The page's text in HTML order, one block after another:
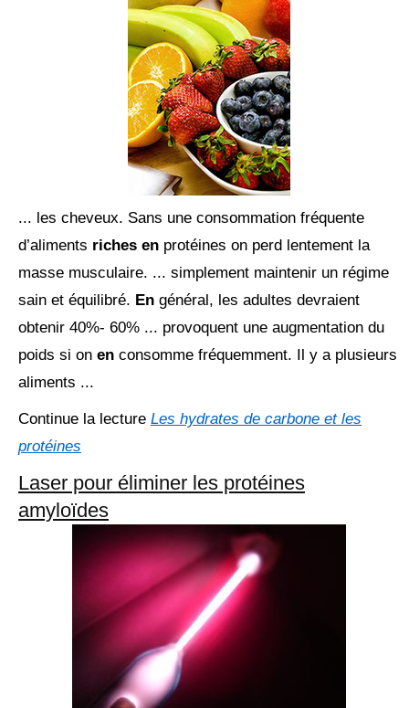
... les cheveux. Sans une consommation fréquente
d’aliments riches en protéines on perd lentement la
masse musculaire. ... simplement maintenir un régime
sain et équilibré. En général, les adultes devraient
obtenir 40%- 60% ... provoquent une augmentation du
poids si on en consomme fréquemment. Il y a plusieurs
aliments ...
Continue la lecture Les hydrates de carbone et les
protéines
Laser pour éliminer les protéines
amyloïdes